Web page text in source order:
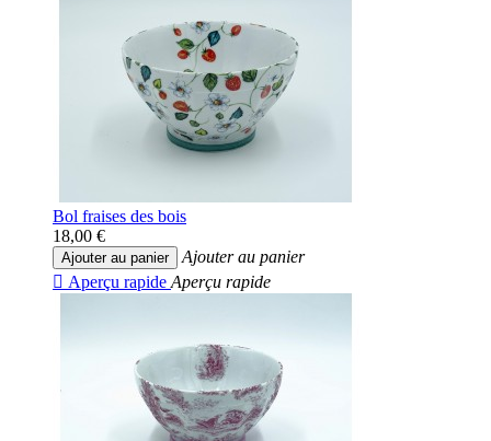
Bol fraises des bois
18,00 €
Ajouter au panier
Ajouter au panier
 Aperçu rapide Aperçu rapide